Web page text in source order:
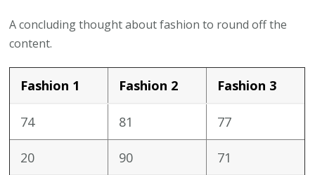
A concluding thought about fashion to round off the
content.
Fashion 1 Fashion 2 Fashion 3
74 81 77
20 90 71